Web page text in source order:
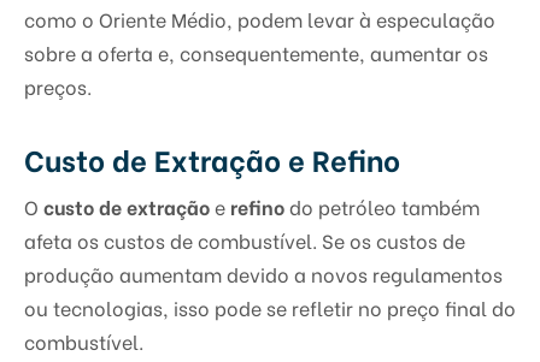
como o Oriente Médio, podem levar à especulação
sobre a oferta e, consequentemente, aumentar os
preços.
Custo de Extração e Refino
O custo de extraçãoe refinodo petróleo também
afeta os custos de combustível. Se os custos de
produção aumentam devido a novos regulamentos
ou tecnologias, isso pode se refletir no preço final do
combustível.